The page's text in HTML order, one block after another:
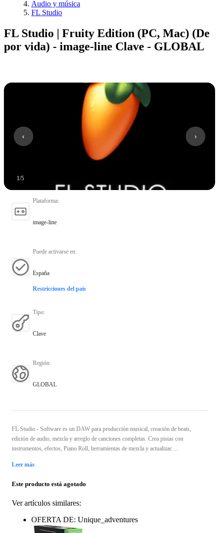
Audio y música
FL Studio
FL Studio | Fruity Edition (PC, Mac) (De
por vida) - image-line Clave - GLOBAL
1/5
Plataforma:
image-line
Puede activarse en:
España
Restricciones del país
Tipo:
Clave
Región:
GLOBAL
FL Studio - Software es un DAW para producción musical, creación de beats,
edición de audio, mezcla y arreglo de canciones completas. Crea pistas con
instrumentos, efectos, Piano Roll, herramientas de mezcla y actualizac ...
Leer más
Este producto está agotado
Ver artículos similares:
OFERTA DE: Unique_adventures